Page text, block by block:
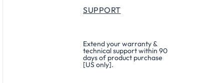
SUPPORT
Extend your warranty &
technical support within 90
days of product purchase
[US only].